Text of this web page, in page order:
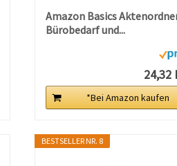
Amazon Basics
Bürobedarf und...
24,32
*Bei Amazon kaufen
BESTSELLER NR. 8